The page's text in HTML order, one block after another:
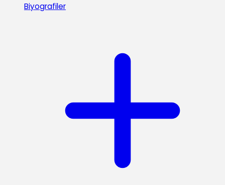
Biyografiler